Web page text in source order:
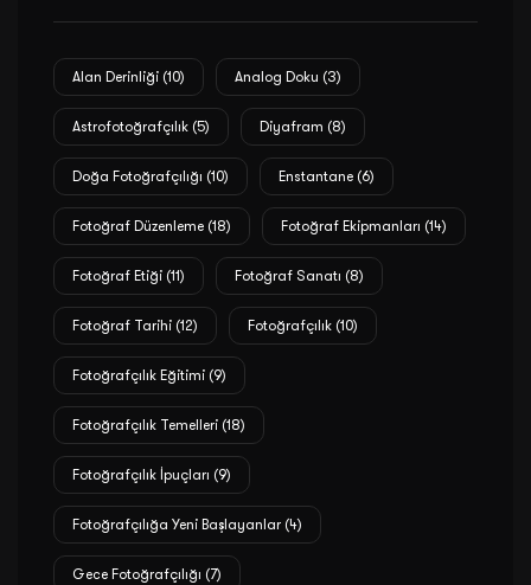
Alan Derinliği (10) Analog Doku (3)
Astrofotoğrafçılık (5) Diyafram (8)
Doğa Fotoğrafçılığı (10) Enstantane (6)
Fotoğraf Düzenleme (18) Fotoğraf Ekipmanları (14)
Fotoğraf Etiği (11) Fotoğraf Sanatı (8)
Fotoğraf Tarihi (12) Fotoğrafçılık (10)
Fotoğrafçılık Eğitimi (9)
Fotoğrafçılık Temelleri (18)
Fotoğrafçılık İpuçları (9)
Fotoğrafçılığa Yeni Başlayanlar (4)
Gece Fotoğrafçılığı (7)